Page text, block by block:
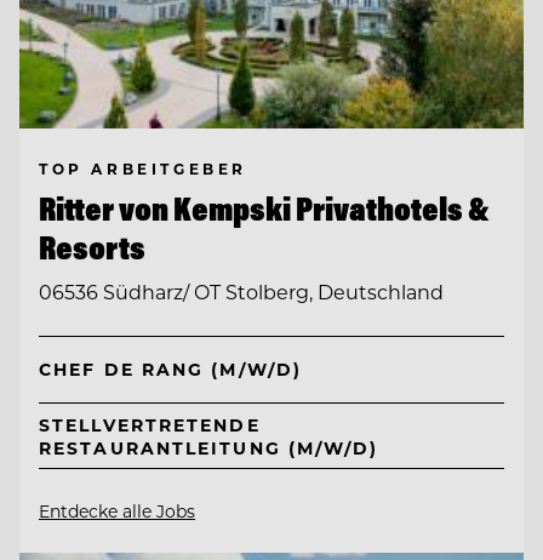
TOP ARBEITGEBER
Ritter von Kempski Privathotels &
Resorts
06536 Südharz/ OT Stolberg, Deutschland
CHEF DE RANG (M/W/D)
STELLVERTRETENDE
RESTAURANTLEITUNG (M/W/D)
Entdecke alle Jobs